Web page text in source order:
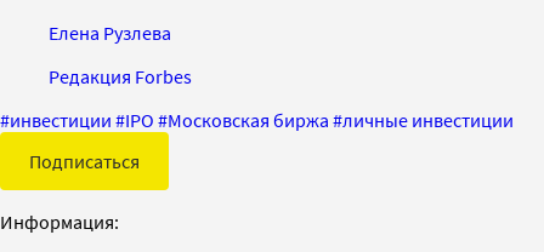
Елена Рузлева
Редакция Forbes
#инвестиции #IPO #Московская биржа #личные инвестиции
Подписаться
Информация: